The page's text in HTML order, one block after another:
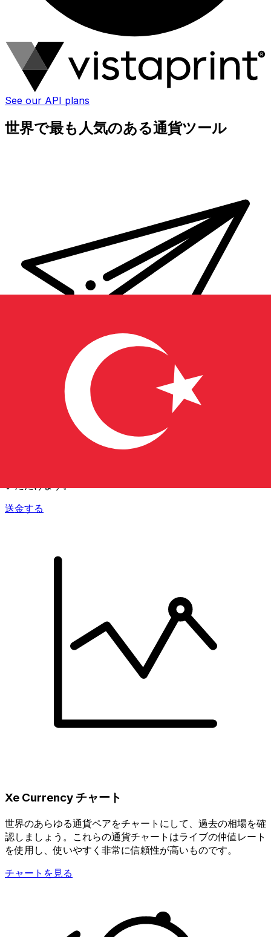
See our API plans
世界で最も人気のある通貨ツール
送金する
Xe Currency チャート
世界のあらゆる通貨ペアをチャートにして、過去の相場を確
認しましょう。これらの通貨チャートはライブの仲値レート
を使用し、使いやすく非常に信頼性が高いものです。
チャートを見る